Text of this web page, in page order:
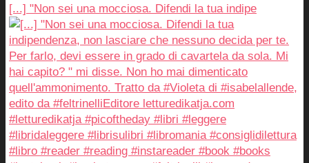
[...] "Non sei una mocciosa. Difendi la tua indipe